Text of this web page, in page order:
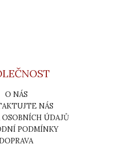
O NÁS
NÁS
OSOBNÍCH ÚDAJŮ
PODMÍNKY